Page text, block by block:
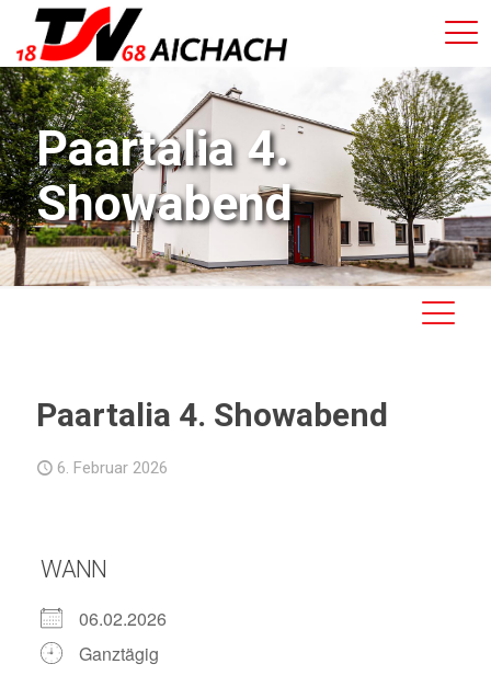
Paartalia 4.
Showabend
Paartalia 4. Showabend
6. Februar 2026
WANN
06.02.2026
Ganztägig